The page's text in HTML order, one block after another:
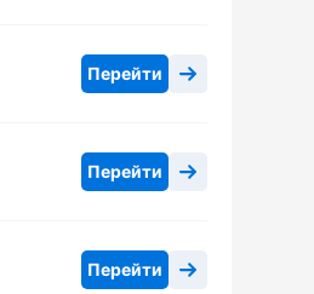
Перейти
Перейти
Перейти